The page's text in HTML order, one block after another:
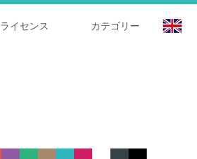
カテゴリー
ライセンス